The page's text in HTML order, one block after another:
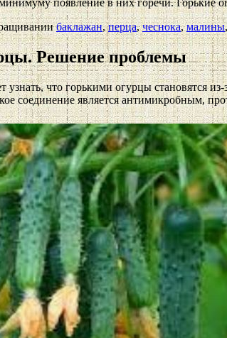
баклажан,перца,чеснока,малины
Решение проблемы
узнать, что горькими огурцы становятся
соединение является антимикробным,